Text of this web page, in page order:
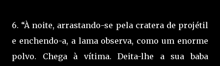
6. “À noite, arrastando-se pela cratera de projétil
e enchendo-a, a lama observa, como um enorme
polvo. Chega à vítima. Deita-lhe a sua baba